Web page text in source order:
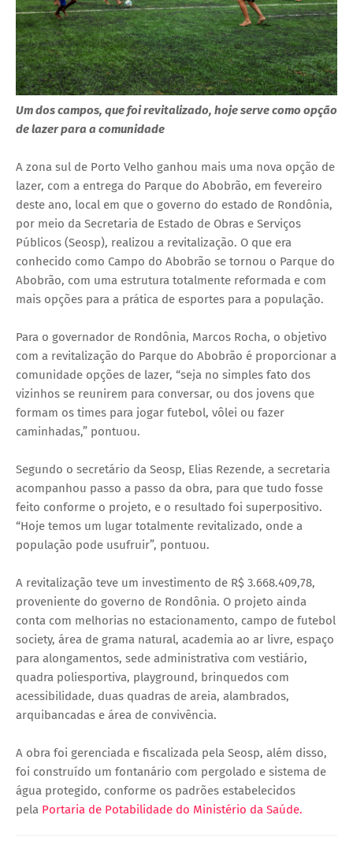
Um dos campos, que foi revitalizado, hoje serve como opção
de lazer para a comunidade
A zona sul de Porto Velho ganhou mais uma nova opção de
lazer, com a entrega do Parque do Abobrão, em fevereiro
deste ano, local em que o governo do estado de Rondônia,
por meio da Secretaria de Estado de Obras e Serviços
Públicos (Seosp), realizou a revitalização. O que era
conhecido como Campo do Abobrão se tornou o Parque do
Abobrão, com uma estrutura totalmente reformada e com
mais opções para a prática de esportes para a população.
Para o governador de Rondônia, Marcos Rocha, o objetivo
com a revitalização do Parque do Abobrão é proporcionar a
comunidade opções de lazer, “seja no simples fato dos
vizinhos se reunirem para conversar, ou dos jovens que
formam os times para jogar futebol, vôlei ou fazer
caminhadas,” pontuou.
Segundo o secretário da Seosp, Elias Rezende, a secretaria
acompanhou passo a passo da obra, para que tudo fosse
feito conforme o projeto, e o resultado foi superpositivo.
“Hoje temos um lugar totalmente revitalizado, onde a
população pode usufruir”, pontuou.
A revitalização teve um investimento de R$ 3.668.409,78,
proveniente do governo de Rondônia. O projeto ainda
conta com melhorias no estacionamento, campo de futebol
society, área de grama natural, academia ao ar livre, espaço
para alongamentos, sede administrativa com vestiário,
quadra poliesportiva, playground, brinquedos com
acessibilidade, duas quadras de areia, alambrados,
arquibancadas e área de convivência.
A obra foi gerenciada e fiscalizada pela Seosp, além disso,
foi construído um fontanário com pergolado e sistema de
água protegido, conforme os padrões estabelecidos
pela Portaria de Potabilidade do Ministério da Saúde.